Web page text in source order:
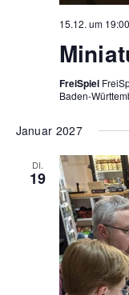
15.12. um 19:00
FreiSpiel
Baden-
Januar 2027
DI.
19